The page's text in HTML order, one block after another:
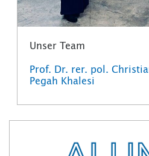
Unser Team
Prof. Dr. rer. pol.
Pegah Khalesi